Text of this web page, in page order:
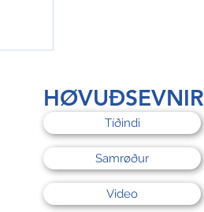
HØVUÐSEVNIR
Tíðindi
Samrøður
Video